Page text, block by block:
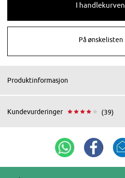
I handlekurven
På ønskelisten
Produktinformasjon
Kundevurderinger (39)